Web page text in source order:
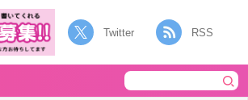
Twitter RSS